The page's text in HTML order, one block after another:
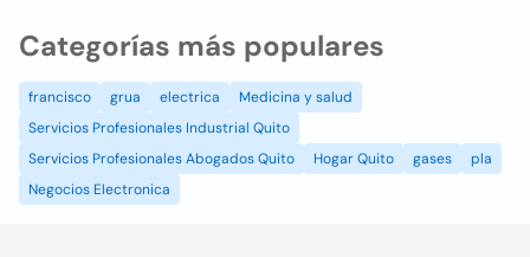
Categorías más populares
francisco grua electrica
Medicina y salud
Servicios Profesionales Industrial Quito
Servicios Profesionales Abogados Quito
Hogar Quito gases
pla
Negocios Electronica